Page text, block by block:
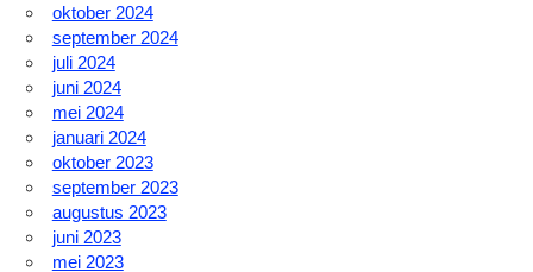
oktober 2024
september 2024
juli 2024
juni 2024
mei 2024
januari 2024
oktober 2023
september 2023
augustus 2023
juni 2023
mei 2023